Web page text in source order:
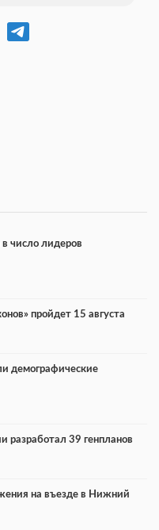
число лидеров
пройдет 15 августа
демографические
разработал 39 генпланов
на въезде в Нижний